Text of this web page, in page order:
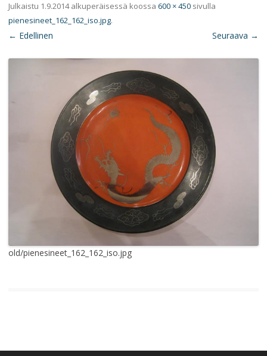
Julkaistu 1.9.2014alkuperäisessä koossa 600 × 450 sivulla
pienesineet_162_162_iso.jpg.
← Edellinen Seuraava →
old/pienesineet_162_162_iso.jpg